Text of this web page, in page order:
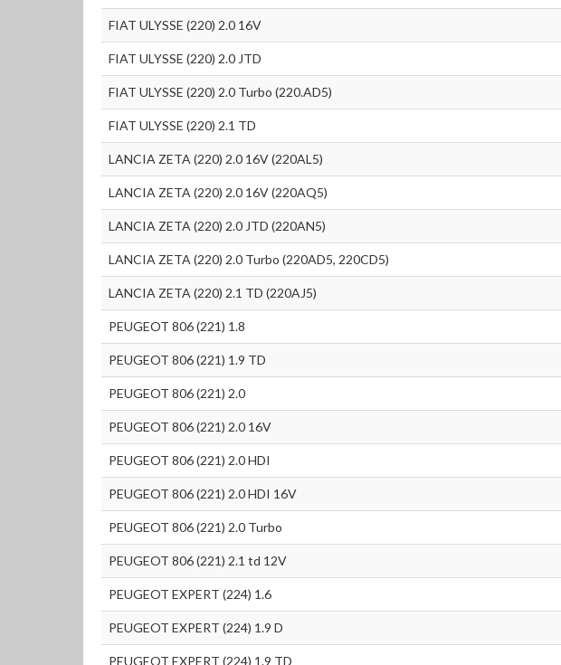
FIAT ULYSSE (220) 2.0 16V
FIAT ULYSSE (220) 2.0 JTD
FIAT ULYSSE (220) 2.0 Turbo (220.AD5)
FIAT ULYSSE (220) 2.1 TD
LANCIA ZETA (220) 2.0 16V (220AL5)
LANCIA ZETA (220) 2.0 16V (220AQ5)
LANCIA ZETA (220) 2.0 JTD (220AN5)
LANCIA ZETA (220) 2.0 Turbo (220AD5, 220CD5)
LANCIA ZETA (220) 2.1 TD (220AJ5)
PEUGEOT 806 (221) 1.8
PEUGEOT 806 (221) 1.9 TD
PEUGEOT 806 (221) 2.0
PEUGEOT 806 (221) 2.0 16V
PEUGEOT 806 (221) 2.0 HDI
PEUGEOT 806 (221) 2.0 HDI 16V
PEUGEOT 806 (221) 2.0 Turbo
PEUGEOT 806 (221) 2.1 td 12V
PEUGEOT EXPERT (224) 1.6
PEUGEOT EXPERT (224) 1.9 D
PEUGEOT EXPERT (224) 1.9 TD